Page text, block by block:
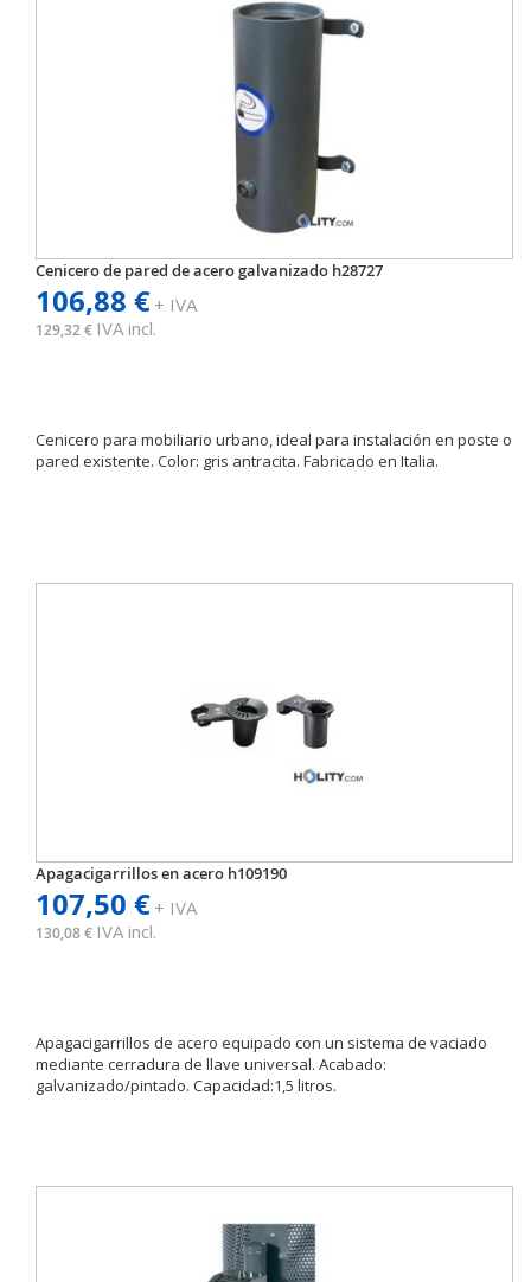
Cenicero de pared de acero galvanizado h28727
106,88 €+ IVA
129,32 € IVA incl.
Cenicero para mobiliario urbano, ideal para instalación en poste o
pared existente. Color: gris antracita. Fabricado en Italia.
Apagacigarrillos en acero h109190
107,50 €+ IVA
130,08 € IVA incl.
Apagacigarrillos de acero equipado con un sistema de vaciado
mediante cerradura de llave universal. Acabado:
galvanizado/pintado. Capacidad:1,5 litros.